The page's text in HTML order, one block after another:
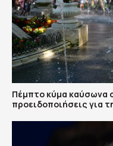
Πέμπτο κύμα καύσωνα
προειδοποιήσεις για